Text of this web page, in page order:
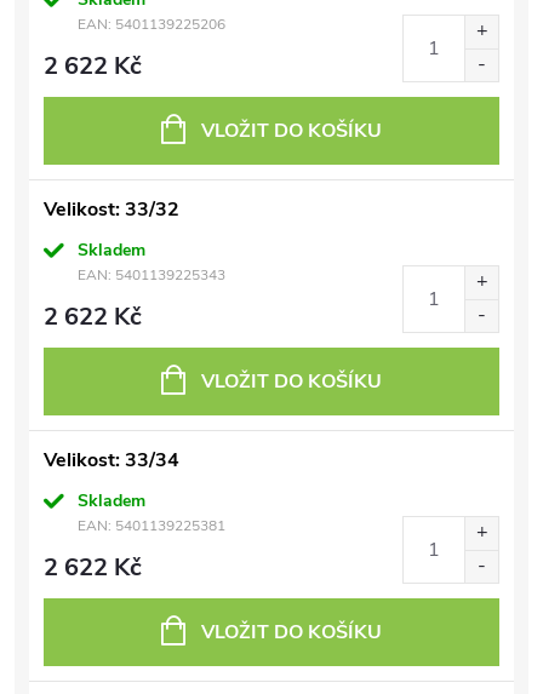
EAN: 5401139225206
2 622 Kč
VLOŽIT DO KOŠÍKU
Velikost: 33/32
Skladem
EAN: 5401139225343
2 622 Kč
VLOŽIT DO KOŠÍKU
Velikost: 33/34
Skladem
EAN: 5401139225381
2 622 Kč
VLOŽIT DO KOŠÍKU